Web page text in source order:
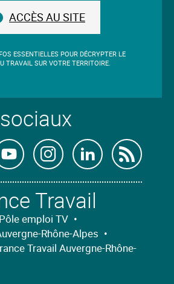
ACCÈS AU SITE
ESSENTIELLES POUR DÉCRYPTER LE
TRAVAIL SUR VOTRE TERRITOIRE.
Retrouvez-
nous
sur
Youtube
Retrouvez-
nous
sur
Instagram
Retrouvez-
nous nous
Travail
Pôle emploi TV •
Rhône-Alpes •
Travail Auvergne-Rhône-